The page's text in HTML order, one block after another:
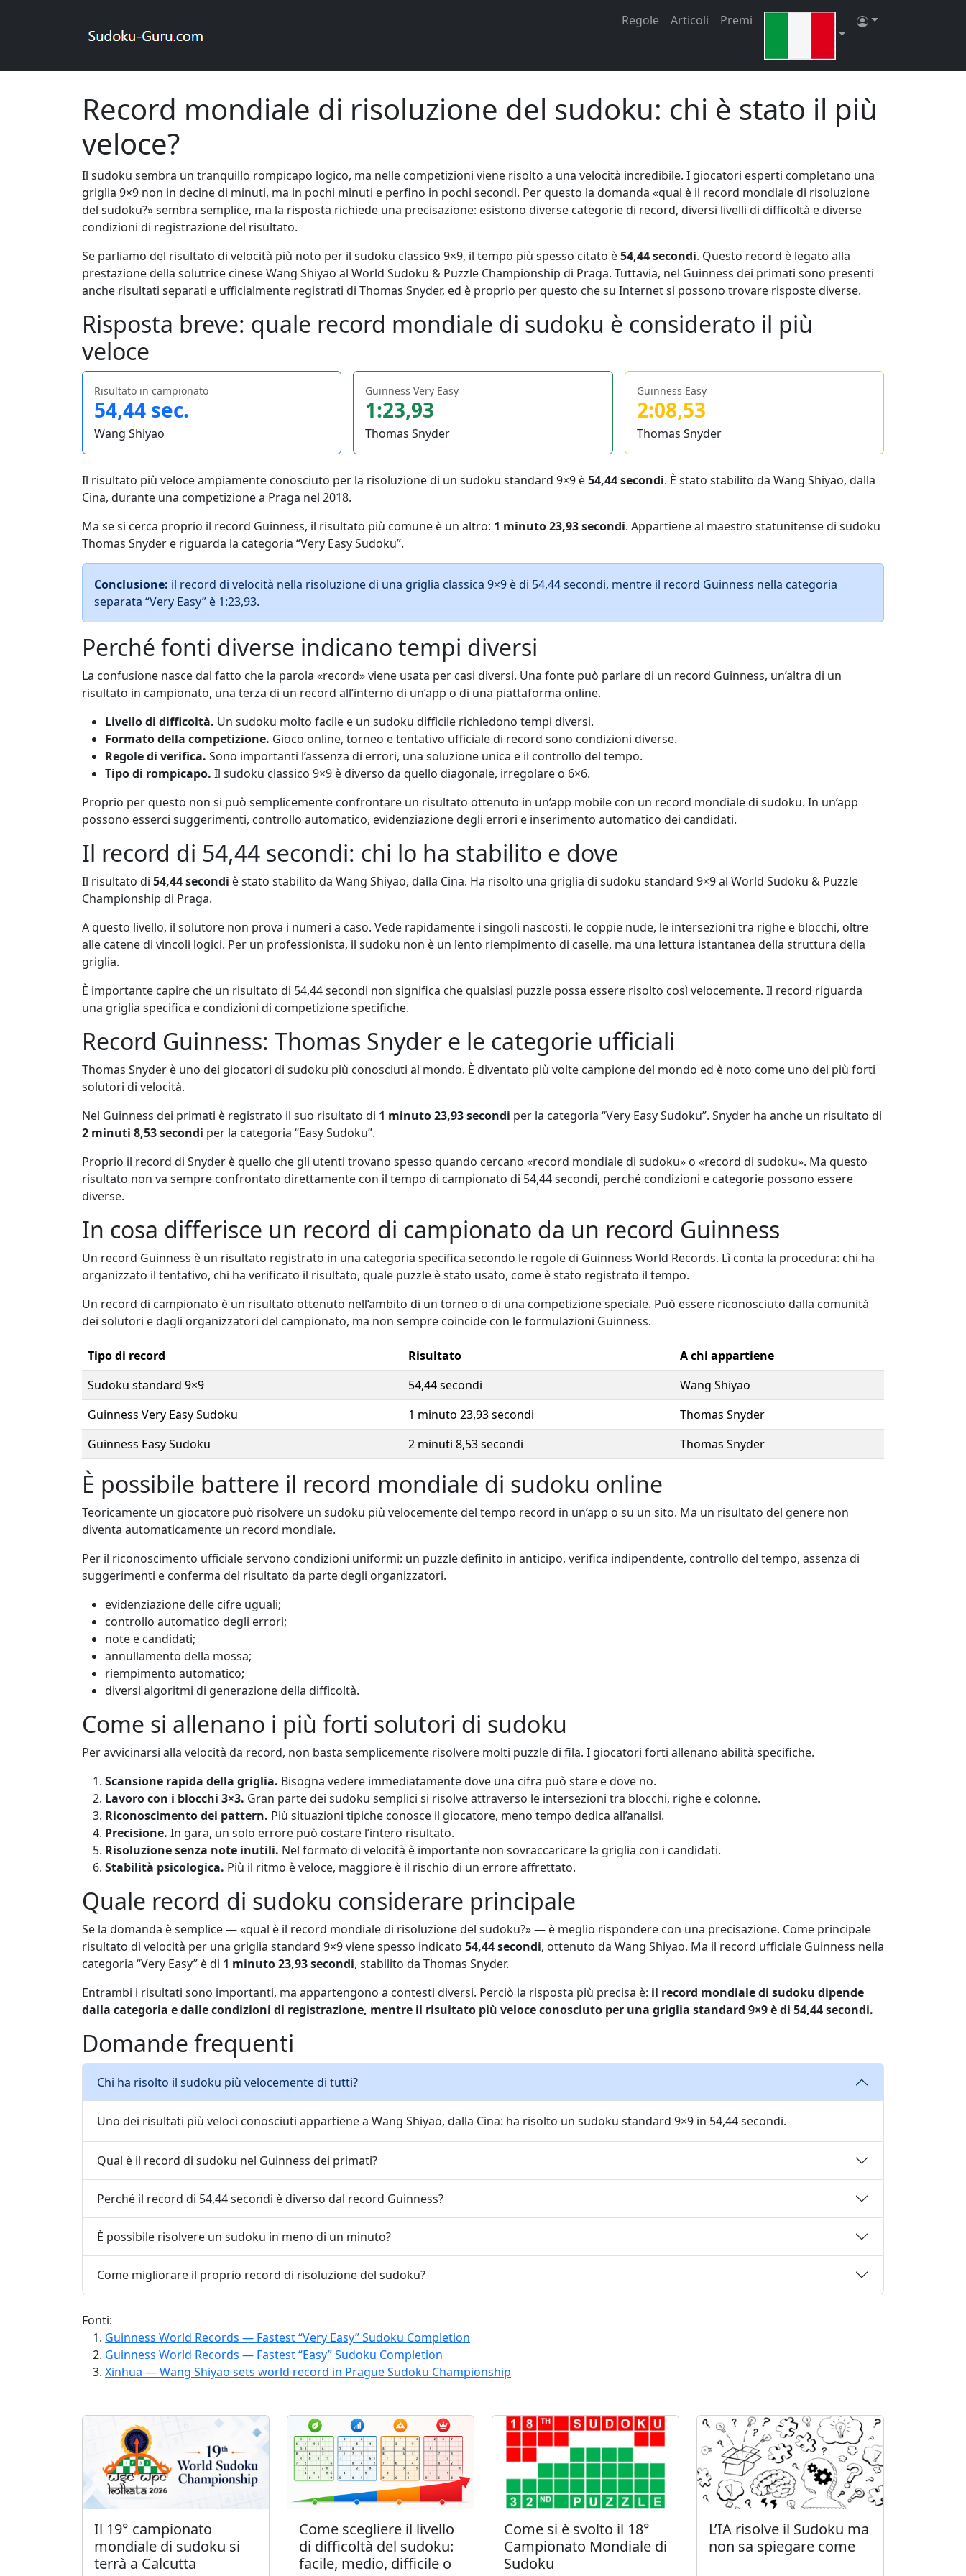
Regole Articoli Premi
Accedi
Sudoku online
Articoli
Record mondiale di risoluzione del sudoku: chi è stato il più
veloce?
Il sudoku sembra un tranquillo rompicapo logico, ma nelle competizioni viene risolto a una velocità incredibile. I giocatori esperti completano una
griglia 9×9 non in decine di minuti, ma in pochi minuti e perfino in pochi secondi. Per questo la domanda «qual è il record mondiale di risoluzione
del sudoku?» sembra semplice, ma la risposta richiede una precisazione: esistono diverse categorie di record, diversi livelli di difficoltà e diverse
condizioni di registrazione del risultato.
Se parliamo del risultato di velocità più noto per il sudoku classico 9×9, il tempo più spesso citato è54,44 secondi. Questo record è legato alla
prestazione della solutrice cinese Wang Shiyao al World Sudoku & Puzzle Championship di Praga. Tuttavia, nel Guinness dei primati sono presenti
anche risultati separati e ufficialmente registrati di Thomas Snyder, ed è proprio per questo che su Internet si possono trovare risposte diverse.
Risposta breve: quale record mondiale di sudoku è considerato il più
veloce
Risultato in campionato
54,44 sec.
Wang Shiyao
Guinness Very Easy
1:23,93
Thomas Snyder
Guinness Easy
2:08,53
Thomas Snyder
Il risultato più veloce ampiamente conosciuto per la risoluzione di un sudoku standard 9×9 è54,44 secondi. È stato stabilito da Wang Shiyao, dalla
Cina, durante una competizione a Praga nel 2018.
Ma se si cerca proprio il record Guinness, il risultato più comune è un altro: 1 minuto 23,93 secondi. Appartiene al maestro statunitense di sudoku
Thomas Snyder e riguarda la categoria “Very Easy Sudoku”.
Conclusione: il record di velocità nella risoluzione di una griglia classica 9×9 è di 54,44 secondi, mentre il record Guinness nella categoria
separata “Very Easy” è 1:23,93.
Perché fonti diverse indicano tempi diversi
La confusione nasce dal fatto che la parola «record» viene usata per casi diversi. Una fonte può parlare di un record Guinness, un’altra di un
risultato in campionato, una terza di un record all’interno di un’app o di una piattaforma online.
Livello di difficoltà. Un sudoku molto facile e un sudoku difficile richiedono tempi diversi.
Formato della competizione. Gioco online, torneo e tentativo ufficiale di record sono condizioni diverse.
Regole di verifica. Sono importanti l’assenza di errori, una soluzione unica e il controllo del tempo.
Tipo di rompicapo. Il sudoku classico 9×9 è diverso da quello diagonale, irregolare o 6×6.
Proprio per questo non si può semplicemente confrontare un risultato ottenuto in un’app mobile con un record mondiale di sudoku. In un’app
possono esserci suggerimenti, controllo automatico, evidenziazione degli errori e inserimento automatico dei candidati.
Il record di 54,44 secondi: chi lo ha stabilito e dove
Il risultato di 54,44 secondi è stato stabilito da Wang Shiyao, dalla Cina. Ha risolto una griglia di sudoku standard 9×9 al World Sudoku & Puzzle
Championship di Praga.
A questo livello, il solutore non prova i numeri a caso. Vede rapidamente i singoli nascosti, le coppie nude, le intersezioni tra righe e blocchi, oltre
alle catene di vincoli logici. Per un professionista, il sudoku non è un lento riempimento di caselle, ma una lettura istantanea della struttura della
griglia.
È importante capire che un risultato di 54,44 secondi non significa che qualsiasi puzzle possa essere risolto così velocemente. Il record riguarda
una griglia specifica e condizioni di competizione specifiche.
Record Guinness: Thomas Snyder e le categorie ufficiali
Thomas Snyder è uno dei giocatori di sudoku più conosciuti al mondo. È diventato più volte campione del mondo ed è noto come uno dei più forti
solutori di velocità.
Nel Guinness dei primati è registrato il suo risultato di 1 minuto 23,93 secondi per la categoria “Very Easy Sudoku”. Snyder ha anche un risultato di
2 minuti 8,53 secondi per la categoria “Easy Sudoku”.
Proprio il record di Snyder è quello che gli utenti trovano spesso quando cercano «record mondiale di sudoku» o «record di sudoku». Ma questo
risultato non va sempre confrontato direttamente con il tempo di campionato di 54,44 secondi, perché condizioni e categorie possono essere
diverse.
In cosa differisce un record di campionato da un record Guinness
Un record Guinness è un risultato registrato in una categoria specifica secondo le regole di Guinness World Records. Lì conta la procedura: chi ha
organizzato il tentativo, chi ha verificato il risultato, quale puzzle è stato usato, come è stato registrato il tempo.
Un record di campionato è un risultato ottenuto nell’ambito di un torneo o di una competizione speciale. Può essere riconosciuto dalla comunità
dei solutori e dagli organizzatori del campionato, ma non sempre coincide con le formulazioni Guinness.
Tipo di record Risultato
A chi appartiene
Sudoku standard 9×9
54,44 secondi
Wang Shiyao
Guinness Very Easy Sudoku
1 minuto 23,93 secondi
Thomas Snyder
Guinness Easy Sudoku
2 minuti 8,53 secondi Thomas Snyder
È possibile battere il record mondiale di sudoku online
Teoricamente un giocatore può risolvere un sudoku più velocemente del tempo record in un’app o su un sito. Ma un risultato del genere non
diventa automaticamente un record mondiale.
Per il riconoscimento ufficiale servono condizioni uniformi: un puzzle definito in anticipo, verifica indipendente, controllo del tempo, assenza di
suggerimenti e conferma del risultato da parte degli organizzatori.
evidenziazione delle cifre uguali;
controllo automatico degli errori;
note e candidati;
annullamento della mossa;
riempimento automatico;
diversi algoritmi di generazione della difficoltà.
Come si allenano i più forti solutori di sudoku
Per avvicinarsi alla velocità da record, non basta semplicemente risolvere molti puzzle di fila. I giocatori forti allenano abilità specifiche.
Scansione rapida della griglia. Bisogna vedere immediatamente dove una cifra può stare e dove no.
Lavoro con i blocchi 3×3. Gran parte dei sudoku semplici si risolve attraverso le intersezioni tra blocchi, righe e colonne.
Riconoscimento dei pattern. Più situazioni tipiche conosce il giocatore, meno tempo dedica all’analisi.
Precisione. In gara, un solo errore può costare l’intero risultato.
Risoluzione senza note inutili. Nel formato di velocità è importante non sovraccaricare la griglia con i candidati.
Stabilità psicologica. Più il ritmo è veloce, maggiore è il rischio di un errore affrettato.
Quale record di sudoku considerare principale
Se la domanda è semplice — «qual è il record mondiale di risoluzione del sudoku?» — è meglio rispondere con una precisazione. Come principale
risultato di velocità per una griglia standard 9×9 viene spesso indicato 54,44 secondi, ottenuto da Wang Shiyao. Ma il record ufficiale Guinness nella
categoria “Very Easy” è di 1 minuto 23,93 secondi, stabilito da Thomas Snyder.
Entrambi i risultati sono importanti, ma appartengono a contesti diversi. Perciò la risposta più precisa è: il record mondiale di sudoku dipende
dalla categoria e dalle condizioni di registrazione, mentre il risultato più veloce conosciuto per una griglia standard 9×9 è di 54,44 secondi.
Domande frequenti
Chi ha risolto il sudoku più velocemente di tutti?
Uno dei risultati più veloci conosciuti appartiene a Wang Shiyao, dalla Cina: ha risolto un sudoku standard 9×9 in 54,44 secondi.
Qual è il record di sudoku nel Guinness dei primati?
Perché il record di 54,44 secondi è diverso dal record Guinness?
È possibile risolvere un sudoku in meno di un minuto?
Come migliorare il proprio record di risoluzione del sudoku?
Fonti:
Guinness World Records — Fastest “Very Easy” Sudoku Completion
Guinness World Records — Fastest “Easy” Sudoku Completion
Xinhua — Wang Shiyao sets world record in Prague Sudoku Championship
Il 19° campionato
mondiale di sudoku si
terrà a Calcutta
Come scegliere il livello
di difficoltà del sudoku:
facile, medio, difficile o
Come si è svolto il 18°
Campionato Mondiale di
Sudoku
L’IA risolve il Sudoku ma
non sa spiegare come